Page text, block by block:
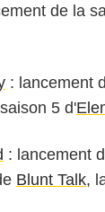
de la
: lancement
5 d'
: lancement
Blunt Talk,